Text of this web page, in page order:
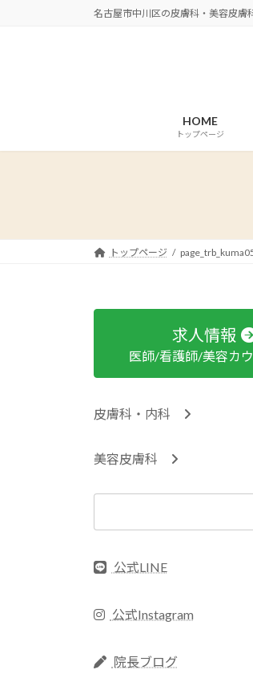
名古屋市中川区の皮膚科・美容皮膚
HOME
トップページ
トップページ
求人情報
医師/看護師/美容カ
皮膚科・内科
美容皮膚科
公式LINE
公式Instagram
院長ブログ